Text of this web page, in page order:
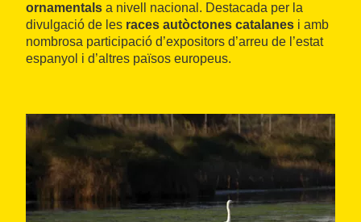
ornamentals a nivell nacional. Destacada per la
divulgació de les races autòctones catalanes i amb
nombrosa participació d’expositors d’arreu de l’estat
espanyol i d’altres països europeus.